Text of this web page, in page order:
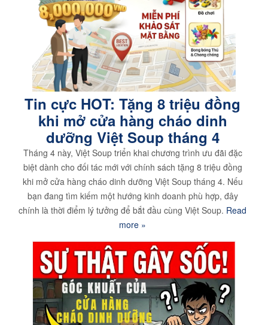
Tin cực HOT: Tặng 8 triệu đồng
khi mở cửa hàng cháo dinh
dưỡng Việt Soup tháng 4
Tháng 4 này, Việt Soup triển khai chương trình ưu đãi đặc
biệt dành cho đối tác mới với chính sách tặng 8 triệu đồng
khi mở cửa hàng cháo dinh dưỡng Việt Soup tháng 4. Nếu
bạn đang tìm kiếm một hướng kinh doanh phù hợp, đây
chính là thời điểm lý tưởng để bắt đầu cùng Việt Soup. Read
more »